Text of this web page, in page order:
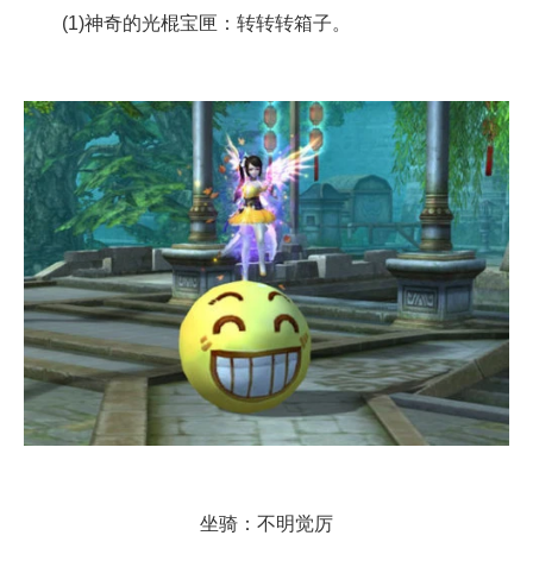
(1)神奇的光棍宝匣：转转转箱子。
坐骑：不明觉厉